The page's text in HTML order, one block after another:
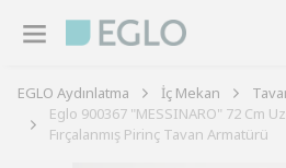
EGLO Aydınlatma İç Mekan
Eglo 900367 "MESSINARO" 72 Cm
Fırçalanmış Pirinç Tavan Armatürü